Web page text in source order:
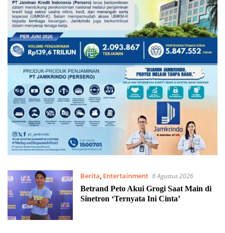
Berita, Entertainment 6 Agustus 2026
Betrand Peto Akui Grogi Saat Main di
Sinetron ‘Ternyata Ini Cinta’